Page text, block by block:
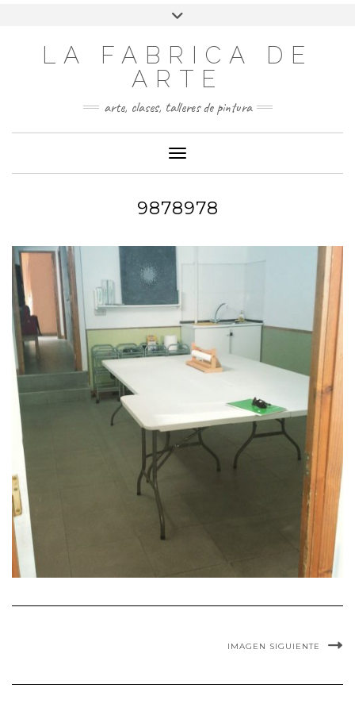
LA FABRICA DE
ARTE
arte, clases, talleres de pintura
Cambiar modo de navegación
9878978
IMAGEN SIGUIENTE